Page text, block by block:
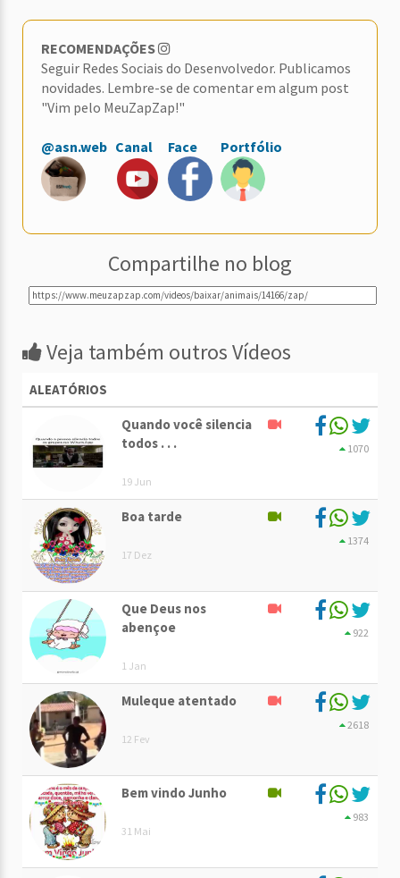
RECOMENDAÇÕES
Seguir Redes Sociais do Desenvolvedor. Publicamos
novidades. Lembre-se de comentar em algum post
"Vim pelo MeuZapZap!"
@asn.web Canal Face Portfólio
Compartilhe no blog
Veja também outros Vídeos
ALEATÓRIOS
Quando você silencia
todos . . .
19 Jun
1070
Boa tarde
17 Dez
1374
Que Deus nos
abençoe
1 Jan
922
Muleque atentado
12 Fev
2618
Bem vindo Junho
31 Mai
983